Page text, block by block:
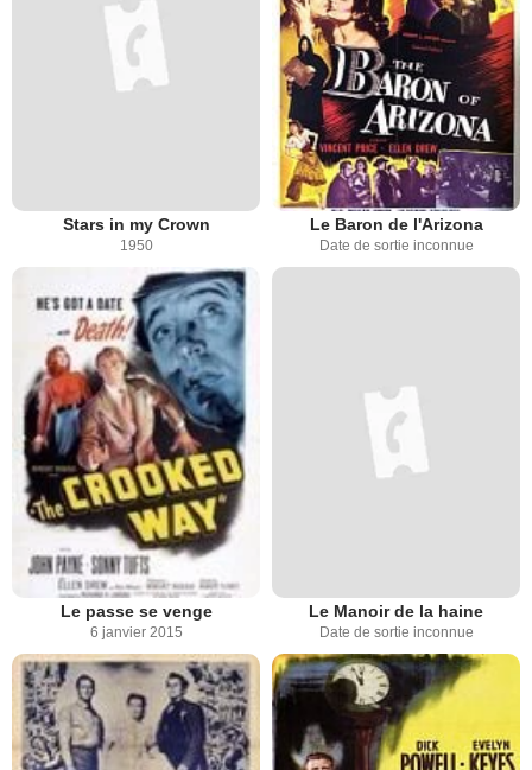
Stars in my Crown
1950
Le Baron de l'Arizona
Date de sortie inconnue
Le passe se venge
6 janvier 2015
Le Manoir de la haine
Date de sortie inconnue